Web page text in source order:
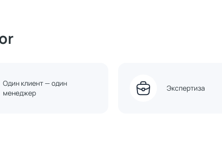
Один клиент — один
менеджер
Экспертиза